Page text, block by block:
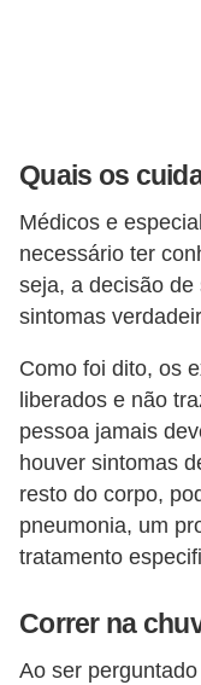
Quais os
Médicos e
necessário ter
seja, a decisão
sintomas
Como foi dito, os
liberados e não
pessoa jamais
houver sintomas
resto do corpo,
pneumonia, um
tratamento
Correr na
Ao ser